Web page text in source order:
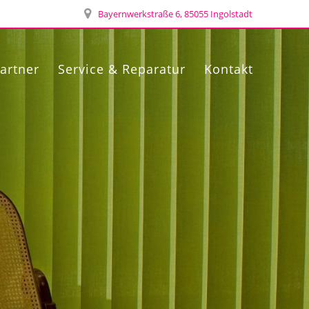
Bayernwerkstraße 6, 85055 Ingolstadt
Service & Reparatur Kontakt